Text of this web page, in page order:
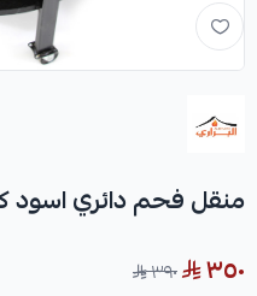
منقل فحم دائري اسود
٣٥٠
٣٩٠